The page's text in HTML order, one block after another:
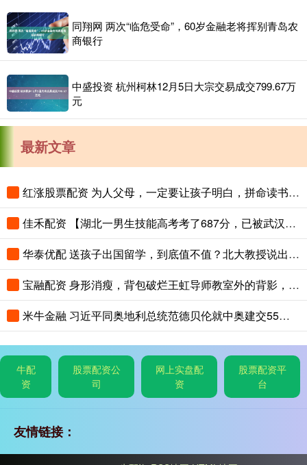
同翔网 两次“临危受命”，60岁金融老将挥别青岛农
商银行
中盛投资 杭州柯林12月5日大宗交易成交799.67万
元
最新文章
红涨股票配资 为人父母，一定要让孩子明白，拼命读书，是在给三代人铺路
佳禾配资 【湖北一男生技能高考考了687分，已被武汉职业技术大学录取，查到录取
华泰优配 送孩子出国留学，到底值不值？北大教授说出了真相
宝融配资 身形消瘦，背包破烂王虹导师教室外的背影，看的多少教授汗颜
米牛金融 习近平同奥地利总统范德贝伦就中奥建交55周年互致贺电
牛配
资
股票配资公
司
网上实盘配
资
股票配资平
台
友情链接：